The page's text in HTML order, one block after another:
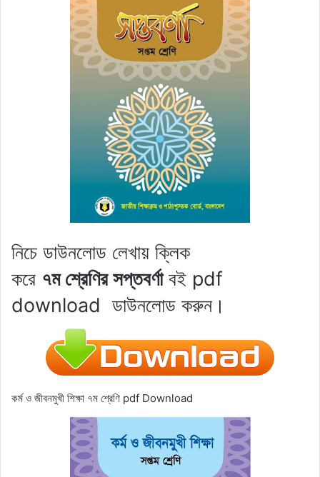
নিচে ডাউনলোড লেখায় ক্লিক
করে ৭ম শ্রেণিরসপ্তবর্ণাবই pdf
download ডাউনলোড করুন।
কর্ম ও জীবনমুখী শিক্ষা ৭ম শ্রেণি pdf Download